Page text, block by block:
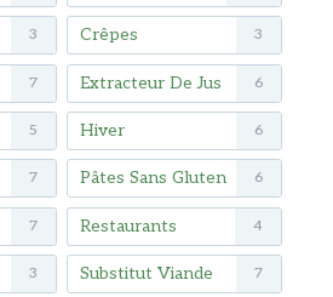
3 Crêpes 3
7 Extracteur De Jus 6
5 Hiver 6
7 Pâtes Sans Gluten 6
7 Restaurants 4
3 Substitut Viande 7